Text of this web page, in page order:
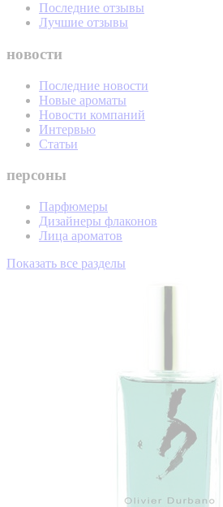
Последние отзывы
Лучшие отзывы
новости
Последние новости
Новые ароматы
Новости компаний
Интервью
Статьи
персоны
Парфюмеры
Дизайнеры флаконов
Лица ароматов
Показать все разделы